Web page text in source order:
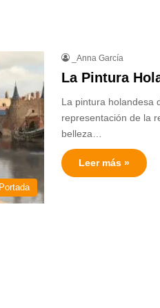
_Anna García
La Pintura
La pintura holandesa
representación de la
belleza…
Leer más »